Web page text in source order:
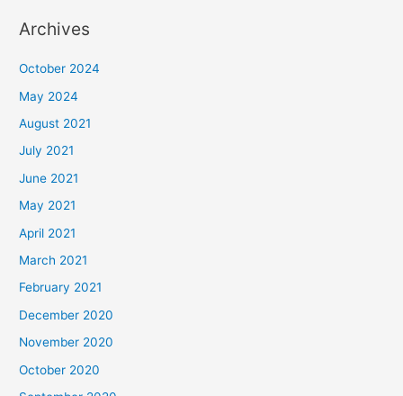
Archives
October 2024
May 2024
August 2021
July 2021
June 2021
May 2021
April 2021
March 2021
February 2021
December 2020
November 2020
October 2020